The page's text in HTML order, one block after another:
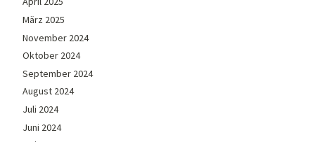
März 2025
November 2024
Oktober 2024
September 2024
August 2024
Juli 2024
Juni 2024